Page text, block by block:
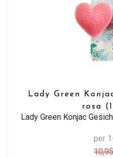
Lady Green
rosa
Lady Green Konjac
per
10,95